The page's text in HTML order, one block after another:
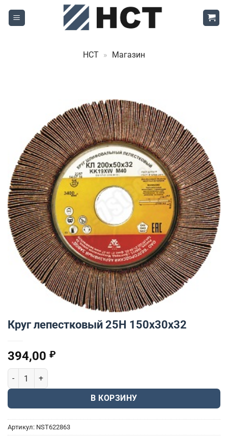
НСТ » Магазин
Круг лепестковый 25H 150х30х32
394,00 ₽
Количество товара Круг лепестковый 25H 150х30х32
В КОРЗИНУ
Артикул: NST622863